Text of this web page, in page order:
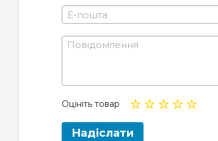
Оцініть товар
Надіслати